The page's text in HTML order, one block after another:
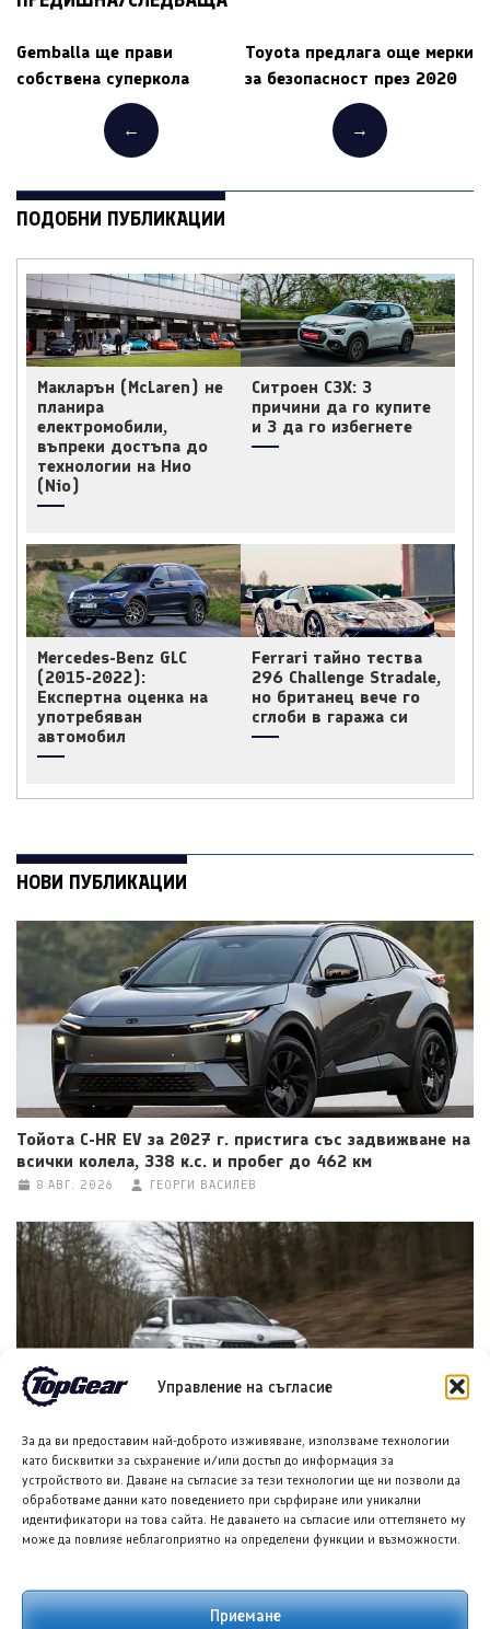
Управление на съгласие
За да ви предоставим най-доброто изживяване, използваме технологии
като бисквитки за съхранение и/или достъп до информация за
устройството ви. Даване на съгласие за тези технологии ще ни позволи да
обработваме данни като поведението при сърфиране или уникални
идентификатори на това сайта. Не даването на съгласие или оттеглянето му
може да повлияе неблагоприятно на определени функции и възможности.
Приемане
Gemballa ще прави
собствена суперкола
←
Toyota предлага още мерки
за безопасност през 2020
→
ПОДОБНИ ПУБЛИКАЦИИ
Макларън (McLaren) не
планира
електромобили,
въпреки достъпа до
технологии на Нио
(Nio)
Ситроен C3X: 3
причини да го купите
и 3 да го избегнете
Mercedes-Benz GLC
(2015-2022):
Експертна оценка на
употребяван
автомобил
Ferrari тайно тества
296 Challenge Stradale,
но британец вече го
сглоби в гаража си
НОВИ ПУБЛИКАЦИИ
Тойота C-HR EV за 2027 г. пристига със задвижване на
всички колела, 338 к.с. и пробег до 462 км
8 АВГ. 2026 ГЕОРГИ ВАСИЛЕВ
Шкода Kamiq: Защо този практичен SUV остава сред
най-умните покупки в Ирландия
8 АВГ. 2026 ТЕОДОРА ИЛИЕВА